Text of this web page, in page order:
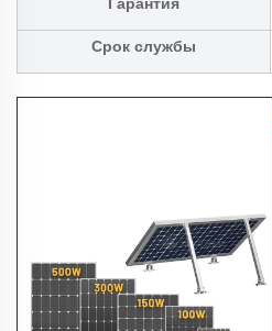
Срок службы